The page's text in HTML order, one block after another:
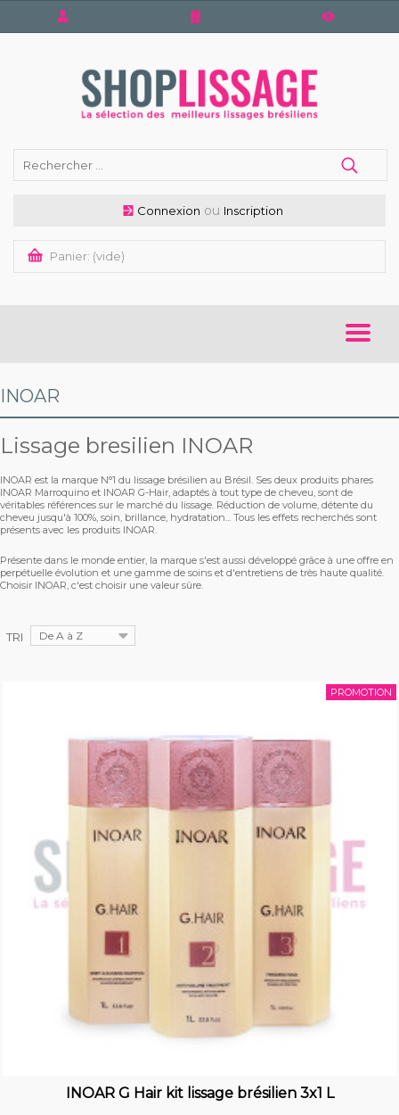
Connexion ou Inscription
Panier: (vide)
LISSAGE BRÉSILIEN
DESTOCKAGE !!!
HAIR GO STRAIGHT
LANA
INOAR
OMNIA
LISSAGE INDIEN
NATURELLE COSMETICOS BEST SMOOTH
SALVATORE
BIEN PROFESSIONNAL
MINI KITS
ORGANIC GOLD
PRIME BIOTANIX
VOGUE COSMETICS
►
TANINOPLASTIE
TOUS LES LISSAGES TANIN
COCOA ORGANIC
HAIR GO STRAIGHT TANNIN
SALVATORE BLUE GOLD PREMIUM
OMNIA TANINO PREMIUM
BEST SMOOTH NATURELLE COSMETICOS
LANA TANINO
SOIN & ENTRETIEN
TOUS LES PRODUITS
BIG HAIR BIG DREAMS
BIONAT
HAIR GO STRAIGHT
ELYSSA COSMETIQUES
ONIX LISS
BLOG
INOAR
Lissage bresilien INOAR
INOAR est la marque N°1 du lissage brésilien au Brésil. Ses deux produits phares
INOAR Marroquino et INOAR G-Hair, adaptés à tout type de cheveu, sont de
véritables références sur le marché du lissage. Réduction de volume, détente du
cheveu jusqu'à 100%, soin, brillance, hydratation... Tous les effets recherchés sont
présents avec les produits INOAR.
Présente dans le monde entier, la marque s'est aussi développé grâce à une offre en
perpétuelle évolution et une gamme de soins et d'entretiens de très haute qualité.
Choisir INOAR, c'est choisir une valeur sûre.
TRI De A à Z
PROMOTION
INOAR G Hair kit lissage brésilien 3x1 L